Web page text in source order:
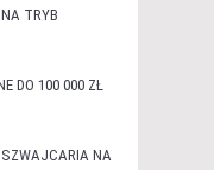
TRYB
DO 100 000 ZŁ
NA